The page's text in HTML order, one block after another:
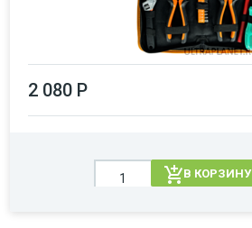
2 080 Р
В КОРЗИНУ